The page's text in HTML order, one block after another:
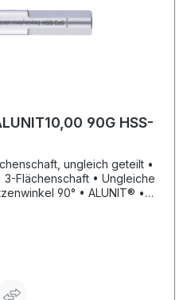
90G HSS-
ungleich geteilt •
Flächenschaft • Ungleiche
90° • ALUNIT® •
Schneideigenschaften
dadurch deutlich